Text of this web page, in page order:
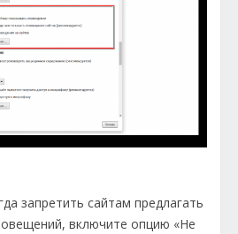
запретить сайтам предлагать
включите опцию «Не